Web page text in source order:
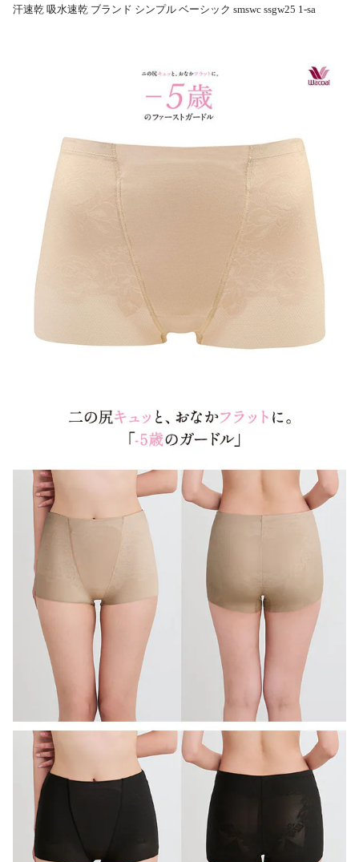
汗速乾 吸水速乾 ブランド シンプル ベーシック smswc ssgw25 1-sa